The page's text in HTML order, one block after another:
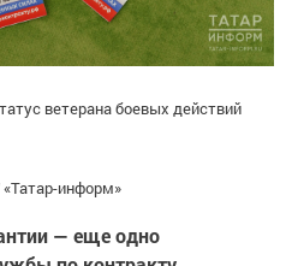
по контракту